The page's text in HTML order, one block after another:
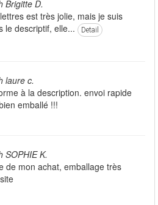
Brigitte D.
est très jolie, mais je suis
le descriptif, elle...
Detail
laure c.
à la description. envoi rapide
emballé !!!
SOPHIE K.
de mon achat, emballage très